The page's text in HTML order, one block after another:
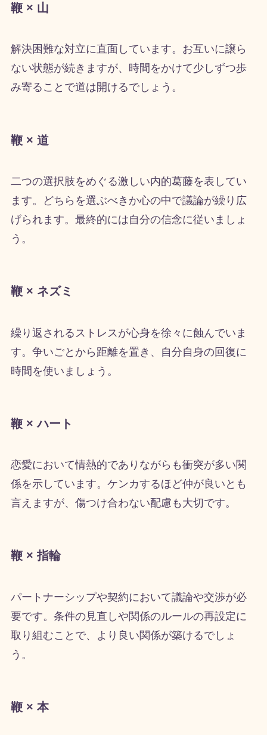
鞭 × 山
解決困難な対立に直面しています。お互いに譲ら
ない状態が続きますが、時間をかけて少しずつ歩
み寄ることで道は開けるでしょう。
鞭 × 道
二つの選択肢をめぐる激しい内的葛藤を表してい
ます。どちらを選ぶべきか心の中で議論が繰り広
げられます。最終的には自分の信念に従いましょ
う。
鞭 × ネズミ
繰り返されるストレスが心身を徐々に蝕んでいま
す。争いごとから距離を置き、自分自身の回復に
時間を使いましょう。
鞭 × ハート
恋愛において情熱的でありながらも衝突が多い関
係を示しています。ケンカするほど仲が良いとも
言えますが、傷つけ合わない配慮も大切です。
鞭 × 指輪
パートナーシップや契約において議論や交渉が必
要です。条件の見直しや関係のルールの再設定に
取り組むことで、より良い関係が築けるでしょ
う。
鞭 × 本